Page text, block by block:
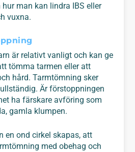
man kan lindra IBS eller
vuxna.
är relativt vanligt och kan ge
tömma tarmen eller att
hård. Tarmtömning sker
Är förstoppningen
ha färskare avföring som
gamla klumpen.
en ond cirkel skapas, att
med obehag och